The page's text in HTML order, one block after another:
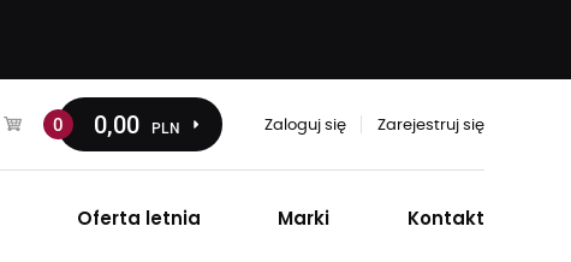
0 0,00 PLN Zaloguj się Zarejestruj się
Oferta letnia Marki Kontakt